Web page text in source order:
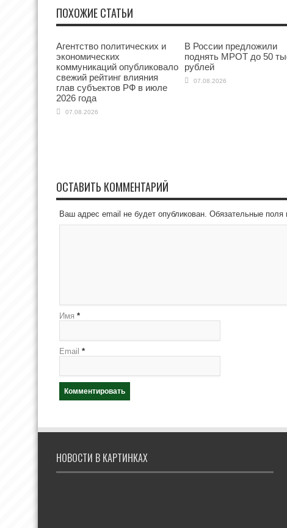
ПОХОЖИЕ СТАТЬИ
Агентство политических и
экономических
коммуникаций опубликовало
свежий рейтинг влияния
глав субъектов РФ в июле
2026 года
07.08.2026
В России предложили
поднять МРОТ до 50
рублей
07.08.2026
ОСТАВИТЬ КОММЕНТАРИЙ
Ваш адрес email не будет опубликован. Обязательные поля
Имя *
Email *
НОВОСТИ В КАРТИНКАХ